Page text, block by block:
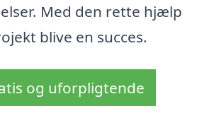
Med den rette hjælp
blive en succes.
og uforpligtende